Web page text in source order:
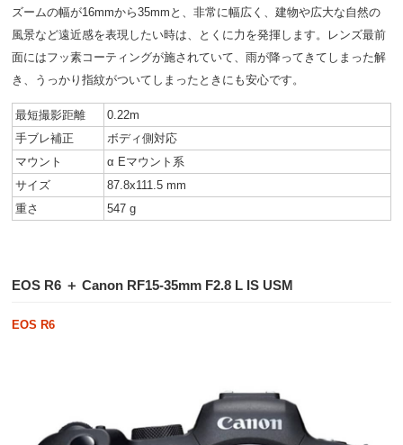
ズームの幅が16mmから35mmと、非常に幅広く、建物や広大な自然の
風景など遠近感を表現したい時は、とくに力を発揮します。レンズ最前
面にはフッ素コーティングが施されていて、雨が降ってきてしまった解
き、うっかり指紋がついてしまったときにも安心です。
最短撮影距離
0.22m
手ブレ補正
ボディ側対応
マウント
α Eマウント系
サイズ
87.8x111.5 mm
重さ
547 g
EOS R6 ＋ Canon RF15-35mm F2.8 L IS USM
EOS R6